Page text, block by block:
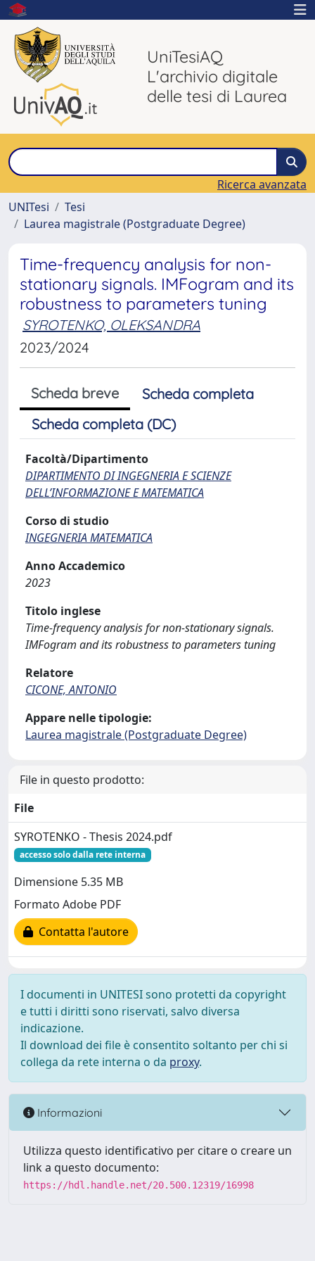
UniTesiAQ
L'archivio digitale
delle tesi di Laurea
Ricerca avanzata
UNITesi
Tesi
Laurea magistrale (Postgraduate Degree)
Time-frequency analysis for non-
stationary signals. IMFogram and its
robustness to parameters tuning
SYROTENKO, OLEKSANDRA
2023/2024
Scheda breve
Scheda completa
Scheda completa (DC)
Facoltà/Dipartimento
DIPARTIMENTO DI INGEGNERIA E SCIENZE
DELL’INFORMAZIONE E MATEMATICA
Corso di studio
INGEGNERIA MATEMATICA
Anno Accademico
2023
Titolo inglese
Time-frequency analysis for non-stationary signals.
IMFogram and its robustness to parameters tuning
Relatore
CICONE, ANTONIO
Appare nelle tipologie:
Laurea magistrale (Postgraduate Degree)
File in questo prodotto:
File
SYROTENKO - Thesis 2024.pdf
accesso solo dalla rete interna
Dimensione 5.35 MB
Formato Adobe PDF
Contatta l'autore
I documenti in UNITESI sono protetti da copyright
e tutti i diritti sono riservati, salvo diversa
indicazione.
Il download dei file è consentito soltanto per chi si
collega da rete interna o da proxy.
Informazioni
Utilizza questo identificativo per citare o creare un
link a questo documento:
https://hdl.handle.net/20.500.12319/16998